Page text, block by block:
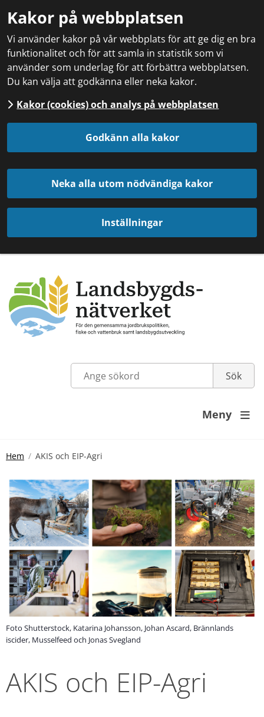
Kakor på webbplatsen
Vi använder kakor på vår webbplats för att ge dig en bra
funktionalitet och för att samla in statistik som vi
använder som underlag för att förbättra webbplatsen.
Du kan välja att godkänna eller neka kakor.
Kakor (cookies) och analys på webbplatsen
Godkänn alla kakor
Neka alla utom nödvändiga kakor
Inställningar
Meny 
Hem AKIS och EIP-Agri
Foto Shutterstock, Katarina Johansson, Johan Ascard, Brännlands
iscider, Musselfeed och Jonas Svegland
AKIS och EIP-Agri